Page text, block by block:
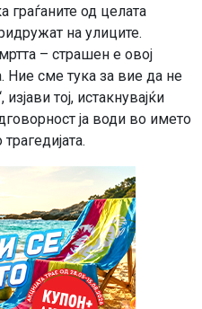
граѓаните од целата
на улиците.
– страшен е овој
сме тука за вие да не
тој, истакнувајќи
ја води во името